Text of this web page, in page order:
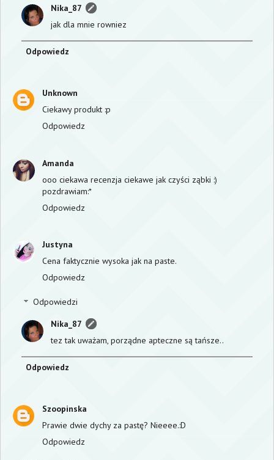
Nika_87
jak dla mnie rowniez
Odpowiedz
Unknown
Ciekawy produkt :p
Odpowiedz
Amanda
ooo ciekawa recenzja ciekawe jak czyści ząbki :)
pozdrawiam:*
Odpowiedz
Justyna
Cena faktycznie wysoka jak na paste.
Odpowiedz
Odpowiedzi
Nika_87
tez tak uważam, porządne apteczne są tańsze..
Odpowiedz
Szoopinska
Prawie dwie dychy za pastę? Nieeee.:D
Odpowiedz